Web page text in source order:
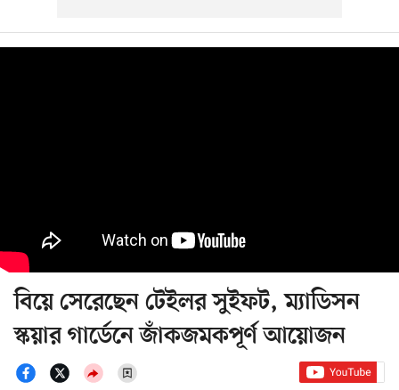
বিয়ে সেরেছেন টেইলর সুইফট, ম্যাডিসন
স্কয়ার গার্ডেনে জাঁকজমকপূর্ণ আয়োজন